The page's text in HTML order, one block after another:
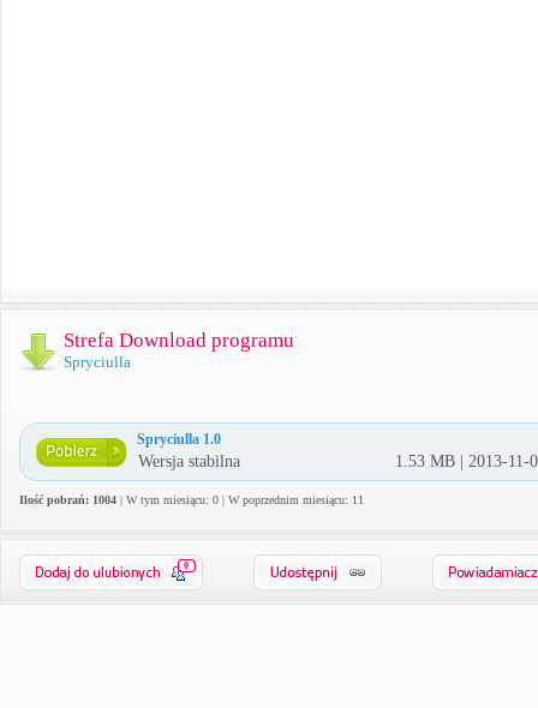
Strefa Download programu
Spryciulla
Spryciulla 1.0
Wersja stabilna 1.53 MB | 2013-11-
Ilość pobrań: 1004 | W tym miesiącu: 0 | W poprzednim miesiącu: 11
0